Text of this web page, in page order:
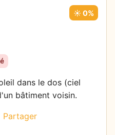
☀️ 0%
dans le dos (ciel
bâtiment voisin.
Partager